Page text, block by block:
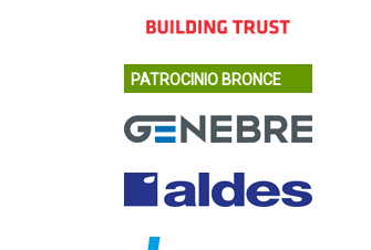
PATROCINIO BRONCE